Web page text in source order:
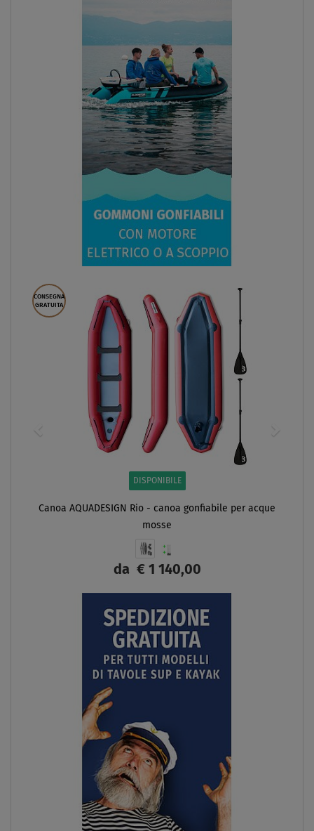
CONSEGNA
GRATUITA
DISPONIBILE
Canoa AQUADESIGN Rio - canoa gonfiabile per acque
mosse
da € 1 140,00